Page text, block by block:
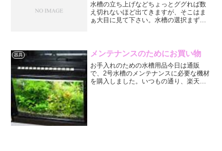
水槽の立ち上げなどちょっとググれば数
え切れないほど出てきますが、そこはま
ぁ大目に見て下さい。水槽の選択まず、
か、場所の広さ以上の水槽...
器具 メンテナンスのためにお買い物
お手入れのための水槽用品今日は通販
で、2号水槽のメンテナンスに必要な機材
を購入しました。いつもの通り、楽天の